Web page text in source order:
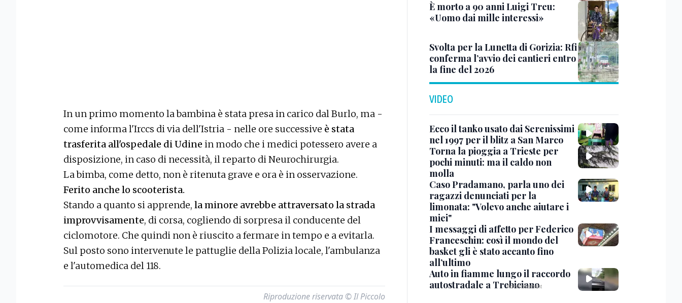
In un primo momento la bambina è stata presa in carico dal Burlo, ma -
come informa l'Irccs di via dell'Istria - nelle ore successive è stata
trasferita all'ospedale di Udine in modo che i medici potessero avere a
disposizione, in caso di necessità, il reparto di Neurochirurgia.
La bimba, come detto, non è ritenuta grave e ora è in osservazione.
Ferito anche lo scooterista.
Stando a quanto si apprende, la minore avrebbe attraversato la strada
improvvisamente, di corsa, cogliendo di sorpresa il conducente del
ciclomotore. Che quindi non è riuscito a fermare in tempo e a evitarla.
Sul posto sono intervenute le pattuglie della Polizia locale, l'ambulanza
e l'automedica del 118.
Riproduzione riservata © Il Piccolo
È morto a 90 anni Luigi Treu:
«Uomo dai mille interessi»
Svolta per la Lunetta di Gorizia: Rfi
conferma l’avvio dei cantieri entro
la fine del 2026
VIDEO
Ecco il tanko usato dai Serenissimi
nel 1997 per il blitz a San Marco
Torna la pioggia a Trieste per
pochi minuti: ma il caldo non
molla
Caso Pradamano, parla uno dei
ragazzi denunciati per la
limonata: "Volevo anche aiutare i
miei"
I messaggi di affetto per Federico
Franceschin: così il mondo del
basket gli è stato accanto fino
all’ultimo
Auto in fiamme lungo il raccordo
autostradale a Trebiciano